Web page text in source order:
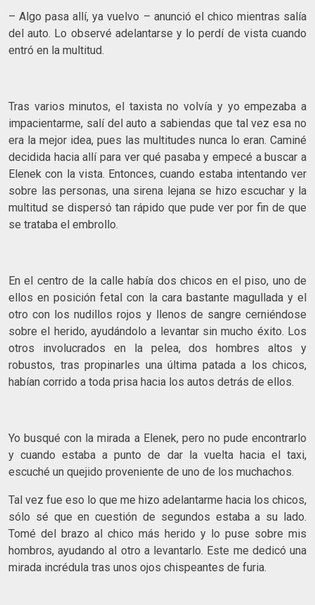
– Algo pasa allí, ya vuelvo – anunció el chico mientras salía
del auto. Lo observé adelantarse y lo perdí de vista cuando
entró en la multitud.
Tras varios minutos, el taxista no volvía y yo empezaba a
impacientarme, salí del auto a sabiendas que tal vez esa no
era la mejor idea, pues las multitudes nunca lo eran. Caminé
decidida hacia allí para ver qué pasaba y empecé a buscar a
Elenek con la vista. Entonces, cuando estaba intentando ver
sobre las personas, una sirena lejana se hizo escuchar y la
multitud se dispersó tan rápido que pude ver por fin de que
se trataba el embrollo.
En el centro de la calle había dos chicos en el piso, uno de
ellos en posición fetal con la cara bastante magullada y el
otro con los nudillos rojos y llenos de sangre cerniéndose
sobre el herido, ayudándolo a levantar sin mucho éxito. Los
otros involucrados en la pelea, dos hombres altos y
robustos, tras propinarles una última patada a los chicos,
habían corrido a toda prisa hacia los autos detrás de ellos.
Yo busqué con la mirada a Elenek, pero no pude encontrarlo
y cuando estaba a punto de dar la vuelta hacia el taxi,
escuché un quejido proveniente de uno de los muchachos.
Tal vez fue eso lo que me hizo adelantarme hacia los chicos,
sólo sé que en cuestión de segundos estaba a su lado.
Tomé del brazo al chico más herido y lo puse sobre mis
hombros, ayudando al otro a levantarlo. Este me dedicó una
mirada incrédula tras unos ojos chispeantes de furia.